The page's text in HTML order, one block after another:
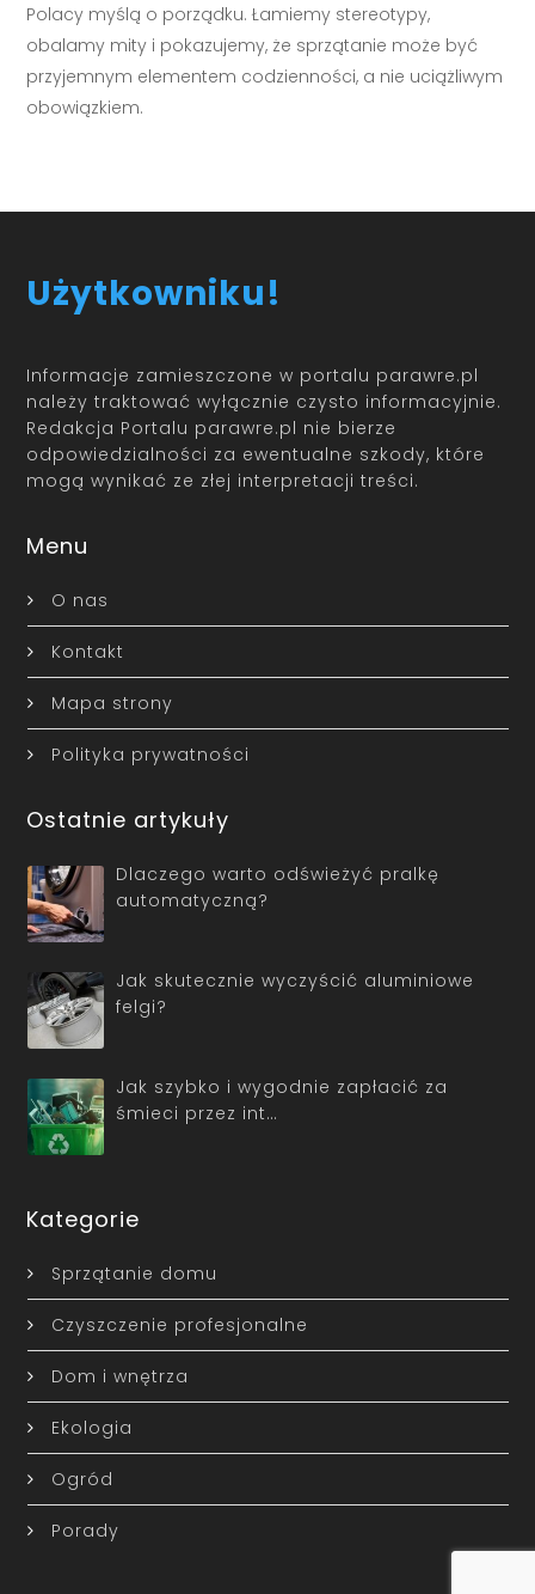
Polacy myślą o porządku. Łamiemy stereotypy,
obalamy mity i pokazujemy, że sprzątanie może być
przyjemnym elementem codzienności, a nie uciążliwym
obowiązkiem.
Użytkowniku!
Informacje zamieszczone w portalu parawre.pl
należy traktować wyłącznie czysto informacyjnie.
Redakcja Portalu parawre.pl nie bierze
odpowiedzialności za ewentualne szkody, które
mogą wynikać ze złej interpretacji treści.
Menu
O nas
Kontakt
Mapa strony
Polityka prywatności
Ostatnie artykuły
Dlaczego warto odświeżyć pralkę
automatyczną?
Jak skutecznie wyczyścić aluminiowe
felgi?
Jak szybko i wygodnie zapłacić za
śmieci przez int…
Kategorie
Sprzątanie domu
Czyszczenie profesjonalne
Dom i wnętrza
Ekologia
Ogród
Porady